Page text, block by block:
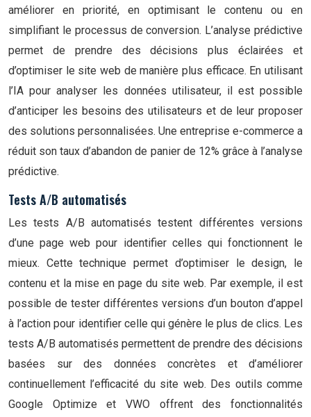
améliorer en priorité, en optimisant le contenu ou en
simplifiant le processus de conversion. L’analyse prédictive
permet de prendre des décisions plus éclairées et
d’optimiser le site web de manière plus efficace. En utilisant
l’IA pour analyser les données utilisateur, il est possible
d’anticiper les besoins des utilisateurs et de leur proposer
des solutions personnalisées. Une entreprise e-commerce a
réduit son taux d’abandon de panier de 12% grâce à l’analyse
prédictive.
Tests A/B automatisés
Les tests A/B automatisés testent différentes versions
d’une page web pour identifier celles qui fonctionnent le
mieux. Cette technique permet d’optimiser le design, le
contenu et la mise en page du site web. Par exemple, il est
possible de tester différentes versions d’un bouton d’appel
à l’action pour identifier celle qui génère le plus de clics. Les
tests A/B automatisés permettent de prendre des décisions
basées sur des données concrètes et d’améliorer
continuellement l’efficacité du site web. Des outils comme
Google Optimize et VWO offrent des fonctionnalités